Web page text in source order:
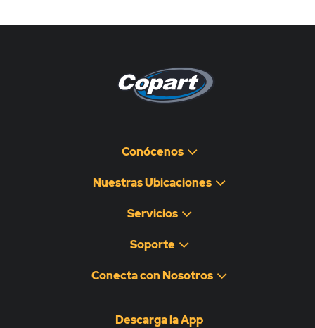
Conócenos
Nuestras Ubicaciones
Servicios
Soporte
Conecta con Nosotros
Descarga la App